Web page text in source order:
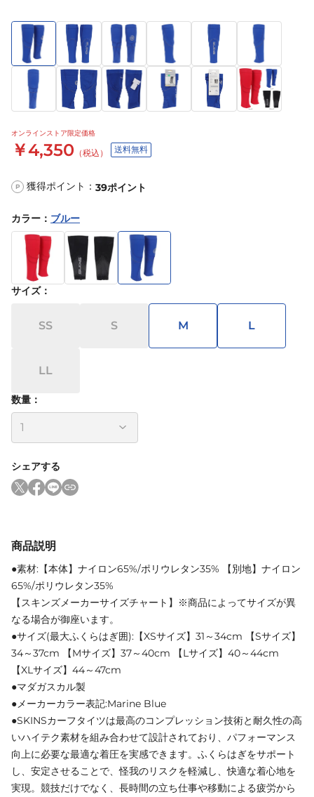
オンラインストア限定価格
￥4,350 （税込） 送料無料
P 獲得ポイント： 39ポイント
カラー ： ブルー
サイズ：
SS S M L
LL
数量：
シェアする
商品説明
●素材:【本体】ナイロン65%/ポリウレタン35% 【別地】ナイロン
65%/ポリウレタン35%
【スキンズメーカーサイズチャート】※商品によってサイズが異
なる場合が御座います。
●サイズ(最大ふくらはぎ囲):【XSサイズ】31～34cm 【Sサイズ】
34～37cm 【Mサイズ】37～40cm 【Lサイズ】40～44cm
【XLサイズ】44～47cm
●マダガスカル製
●メーカーカラー表記:Marine Blue
●SKINSカーフタイツは最高のコンプレッション技術と耐久性の高
いハイテク素材を組み合わせて設計されており、パフォーマンス
向上に必要な最適な着圧を実感できます。ふくらはぎをサポート
し、安定させることで、怪我のリスクを軽減し、快適な着心地を
実現。競技だけでなく、長時間の立ち仕事や移動による疲労から